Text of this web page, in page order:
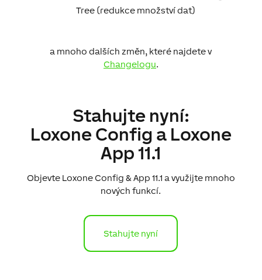
Tree (redukce množství dat)
a mnoho dalších změn, které najdete v
Changelogu.
Stahujte nyní:
Loxone Config a Loxone
App 11.1
Objevte Loxone Config & App 11.1 a využijte mnoho
nových funkcí.
Stahujte nyní